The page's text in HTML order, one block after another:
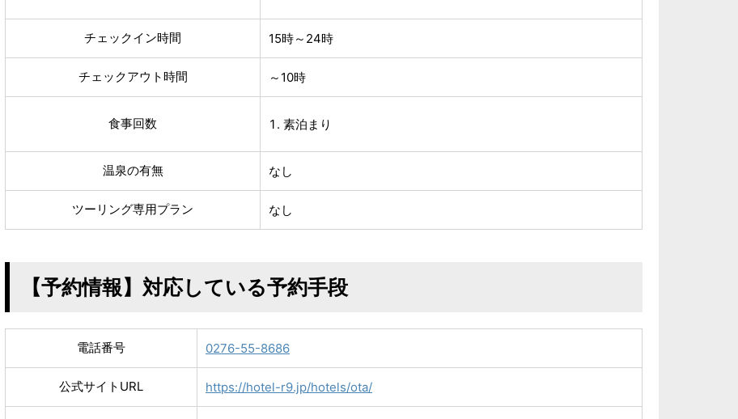
チェックイン時間 15時～24時
チェックアウト時間 ～10時
食事回数 素泊まり
温泉の有無 なし
ツーリング専用プラン なし
【予約情報】対応している予約手段
電話番号 0276-55-8686
公式サイトURL https://hotel-r9.jp/hotels/ota/